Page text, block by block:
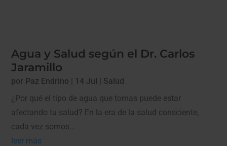
Agua y Salud según el Dr. Carlos
Jaramillo
por Paz Endrino 14 Jul
Salud
¿Por qué el tipo de agua que tomas puede estar
afectando tu salud? En la era de la salud consciente,
cada vez somos...
leer más